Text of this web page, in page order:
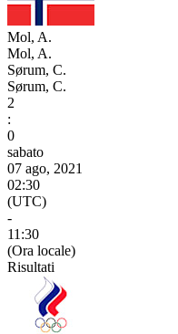
Mol, A.
Mol, A.
Sørum, C.
Sørum, C.
2
:
0
sabato
07 ago, 2021
02:30
(UTC)
-
11:30
(Ora locale)
Risultati